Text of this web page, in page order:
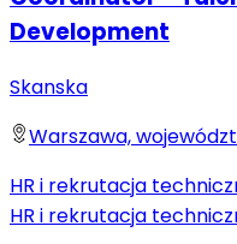
Development
Skanska
Warszawa,
HR i rekrutacja
HR i rekrutacja